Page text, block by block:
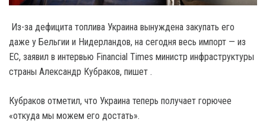
Из-за дефицита топлива Украина вынуждена закупать его
даже у Бельгии и Нидерландов, на сегодня весь импорт — из
ЕС, заявил в интервью Financial Times министр инфраструктуры
страны Александр Кубраков, пишет .
Кубраков отметил, что Украина теперь получает горючее
«откуда мы можем его достать».